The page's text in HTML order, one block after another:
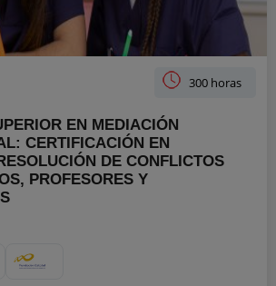
300 horas
EN MEDIACIÓN
CERTIFICACIÓN EN
DE CONFLICTOS
PROFESORES Y